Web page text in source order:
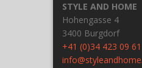
STYLE AND HOME
Hohengasse 4
3400 Burgdorf
+41 (0)34 423 09 61